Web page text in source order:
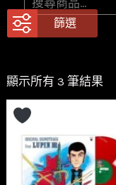
內
尋
篩選
顯示所有 3 筆結果
新
排